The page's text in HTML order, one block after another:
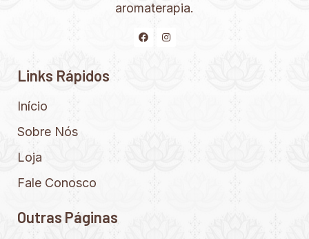
aromaterapia.
Links Rápidos
Início
Sobre Nós
Loja
Fale Conosco
Outras Páginas